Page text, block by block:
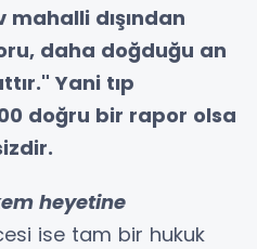
mahalli dışından
daha doğduğu an
Yani tıp
doğru bir rapor olsa
heyetine
ise tam bir hukuk